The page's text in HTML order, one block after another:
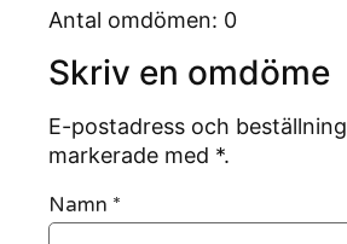
Antal omdömen: 0
Skriv en omdöme
E-postadress och
markerade med *.
Namn *